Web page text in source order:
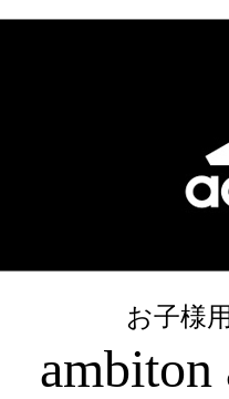
お子様
ambiton